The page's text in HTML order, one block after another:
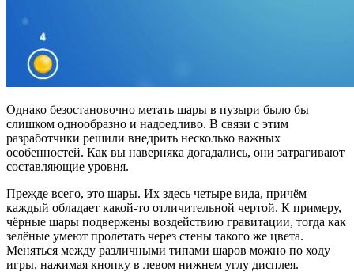
Однако безостановочно метать шары в пузыри было бы
слишком однообразно и надоедливо. В связи с этим
разработчики решили внедрить несколько важных
особенностей. Как вы наверняка догадались, они затрагивают
составляющие уровня.
Прежде всего, это шары. Их здесь четыре вида, причём
каждый обладает какой-то отличительной чертой. К примеру,
чёрные шары подвержены воздействию гравитации, тогда как
зелёные умеют пролетать через стены такого же цвета.
Меняться между различными типами шаров можно по ходу
игры, нажимая кнопку в левом нижнем углу дисплея.